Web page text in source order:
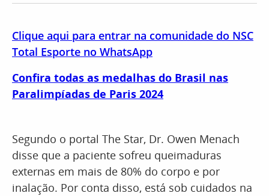
Clique aqui para entrar na comunidade do NSC
Total Esporte no WhatsApp
Confira todas as medalhas do Brasil nas
Paralimpíadas de Paris 2024
Segundo o portal The Star, Dr. Owen Menach
disse que a paciente sofreu queimaduras
externas em mais de 80% do corpo e por
inalação. Por conta disso, está sob cuidados na